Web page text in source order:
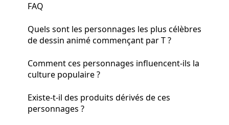
FAQ
Quels sont les personnages les plus célèbres
de dessin animé commençant par T ?
Comment ces personnages influencent-ils la
culture populaire ?
Existe-t-il des produits dérivés de ces
personnages ?